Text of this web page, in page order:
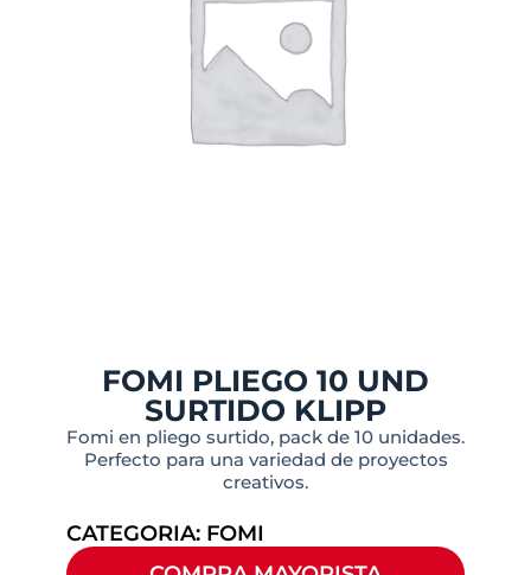
FOMI PLIEGO 10 UND
SURTIDO KLIPP
Fomi en pliego surtido, pack de 10 unidades.
Perfecto para una variedad de proyectos
creativos.
CATEGORIA: FOMI